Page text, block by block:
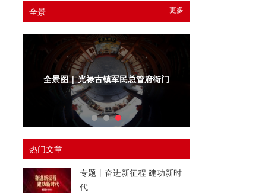
更多
全景
全景图 | 光禄古镇军民总管府
热门文章
专题丨奋进新征程 建功新时
代